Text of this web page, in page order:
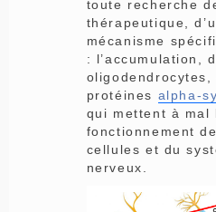
toute recherche
thérapeutique,
mécanisme
: l’accumulation,
oligodendrocytes,
protéines alpha-
qui mettent à mal
fonctionnement
cellules et du
nerveux.